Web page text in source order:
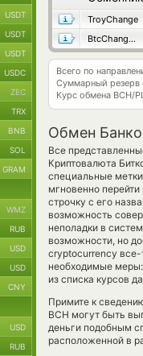
TroyChange
BtcChange24
Всего по
Суммарный резерв
Курс обмена BCH/
Обмен
Все
Криптовалюта
специальные
мгновенно
строчку с его
возможность
неполадки в
возможности, но
cryptocurrency все-
необходимые
из списка курсов
Примите к
BCH могут быть
деньги подобным
расположенной в
USDT
USDT
USDT
USDC
ZEC
TRX
BNB
SOL
GRAM
WMZ
RUB
USD
USD
CNY
USD
RUB